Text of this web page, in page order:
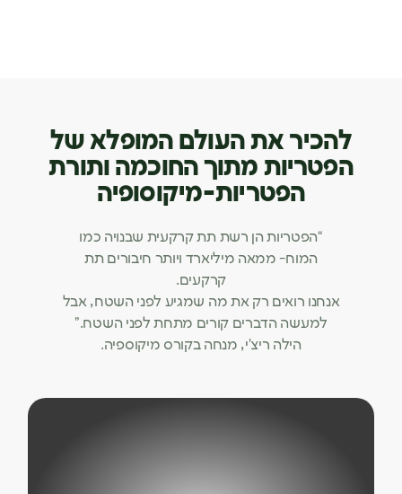
להכיר את העולם המופלא של
הפטריות מתוך החוכמה ותורת
הפטריות-מיקוסופיה
“הפטריות הן רשת תת קרקעית שבנויה כמו
המוח- ממאה מיליארד ויותר חיבורים תת
קרקעים.
אנחנו רואים רק את מה שמגיע לפני השטח, אבל
למעשה הדברים קורים מתחת לפני השטח.”
הילה ריצ’י, מנחה בקורס מיקוספיה.